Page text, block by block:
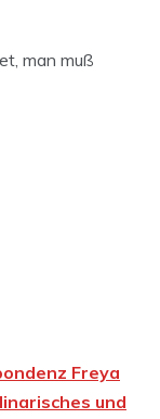
man muß
Freya
und